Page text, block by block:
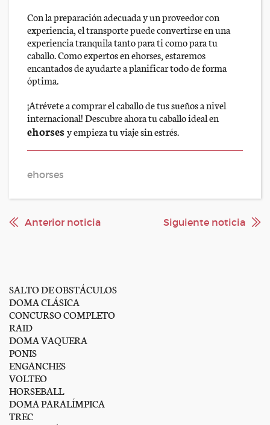
Con la preparación adecuada y un proveedor con
experiencia, el transporte puede convertirse en una
experiencia tranquila tanto para ti como para tu
caballo. Como expertos en ehorses, estaremos
encantados de ayudarte a planificar todo de forma
óptima.
¡Atrévete a comprar el caballo de tus sueños a nivel
internacional! Descubre ahora tu caballo ideal en
ehorsesy empieza tu viaje sin estrés.
ehorses
Anterior noticia Siguiente noticia
SALTO DE OBSTÁCULOS
DOMA CLÁSICA
CONCURSO COMPLETO
RAID
DOMA VAQUERA
PONIS
ENGANCHES
VOLTEO
HORSEBALL
DOMA PARALÍMPICA
TREC